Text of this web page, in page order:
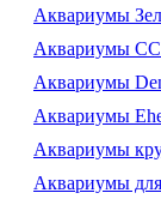
Аквариумы
Аквариумы
Аквариумы
Аквариумы
Аквариумы
Аквариумы